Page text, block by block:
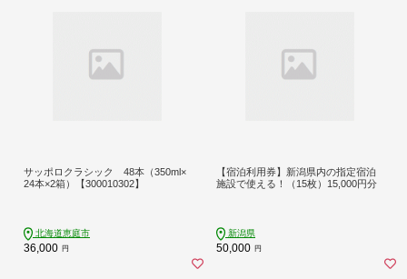
サッポロクラシック 48本（350ml×
24本×2箱）【300010302】
北海道恵庭市
36,000 円
【宿泊利用券】新潟県内の指定宿泊
施設で使える！（15枚）15,000円分
新潟県
50,000 円